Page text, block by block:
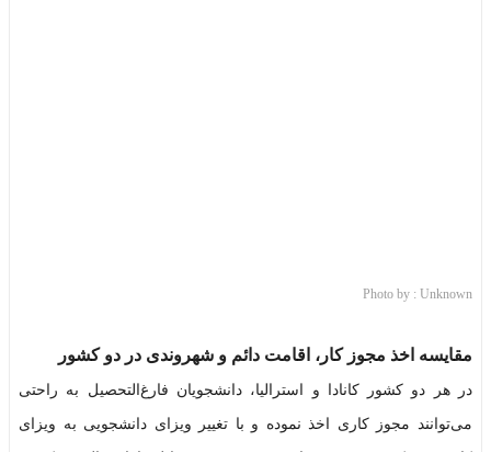
Photo by : Unknown
مقایسه اخذ مجوز کار، اقامت دائم و شهروندی در دو کشور
در هر دو کشور کانادا و استرالیا، دانشجویان فارغ‌التحصیل به راحتی
می‌توانند مجوز کاری اخذ نموده و با تغییر ویزای دانشجویی به ویزای